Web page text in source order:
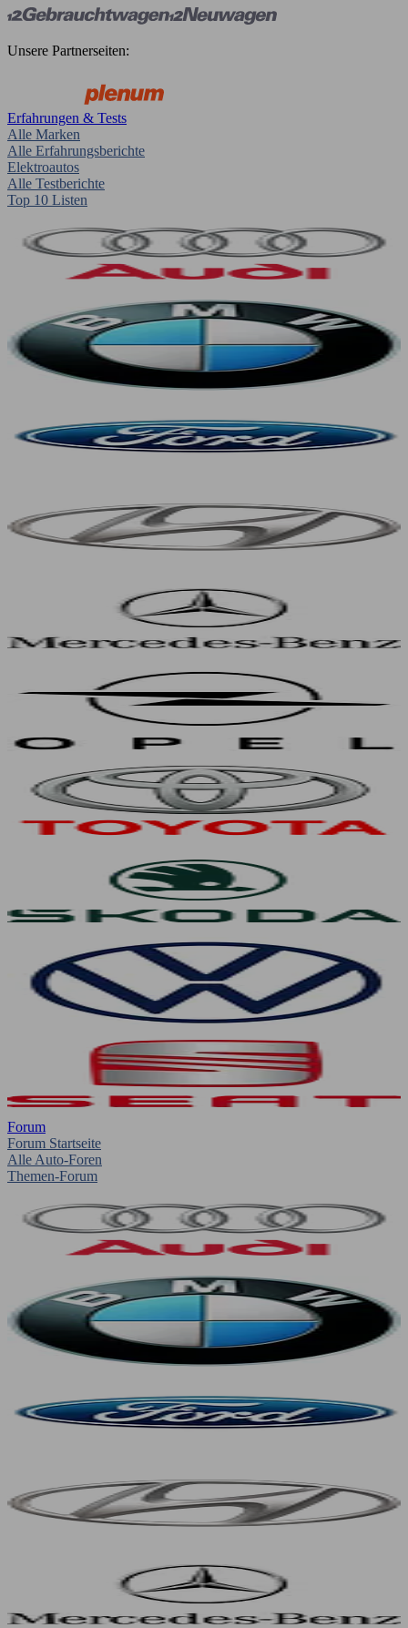
Unsere Partnerseiten:
Erfahrungen & Tests
Alle Marken
Alle Erfahrungsberichte
Elektroautos
Alle Testberichte
Top 10 Listen
Forum
Forum Startseite
Alle Auto-Foren
Themen-Forum